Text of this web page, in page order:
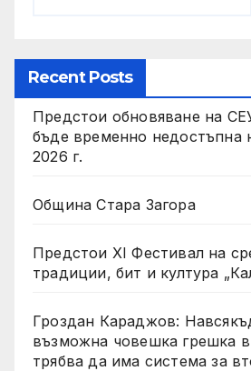
Recent Posts
Предстои обновяване на
бъде временно недостъпна
2026 г.
Община Стара Загора
Предстои XI Фестивал на
традиции, бит и култура
Гроздан Караджов:
възможна човешка грешка
трябва да има система за